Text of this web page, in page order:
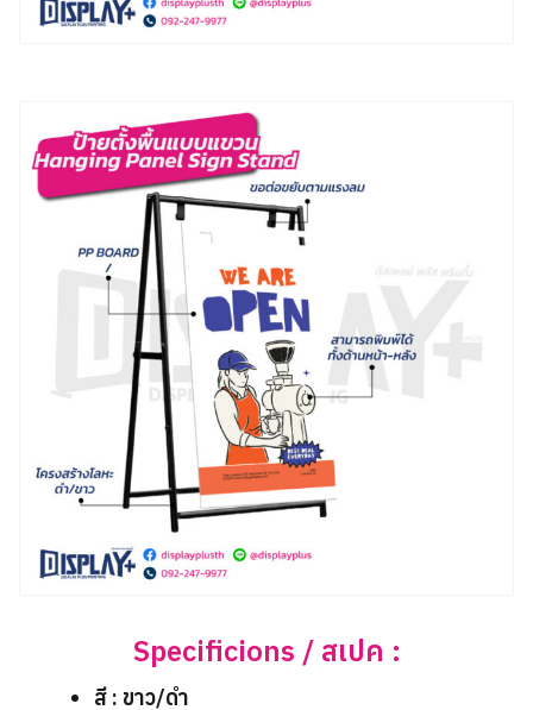
Specificions / สเปค :
สี : ขาว/ดำ